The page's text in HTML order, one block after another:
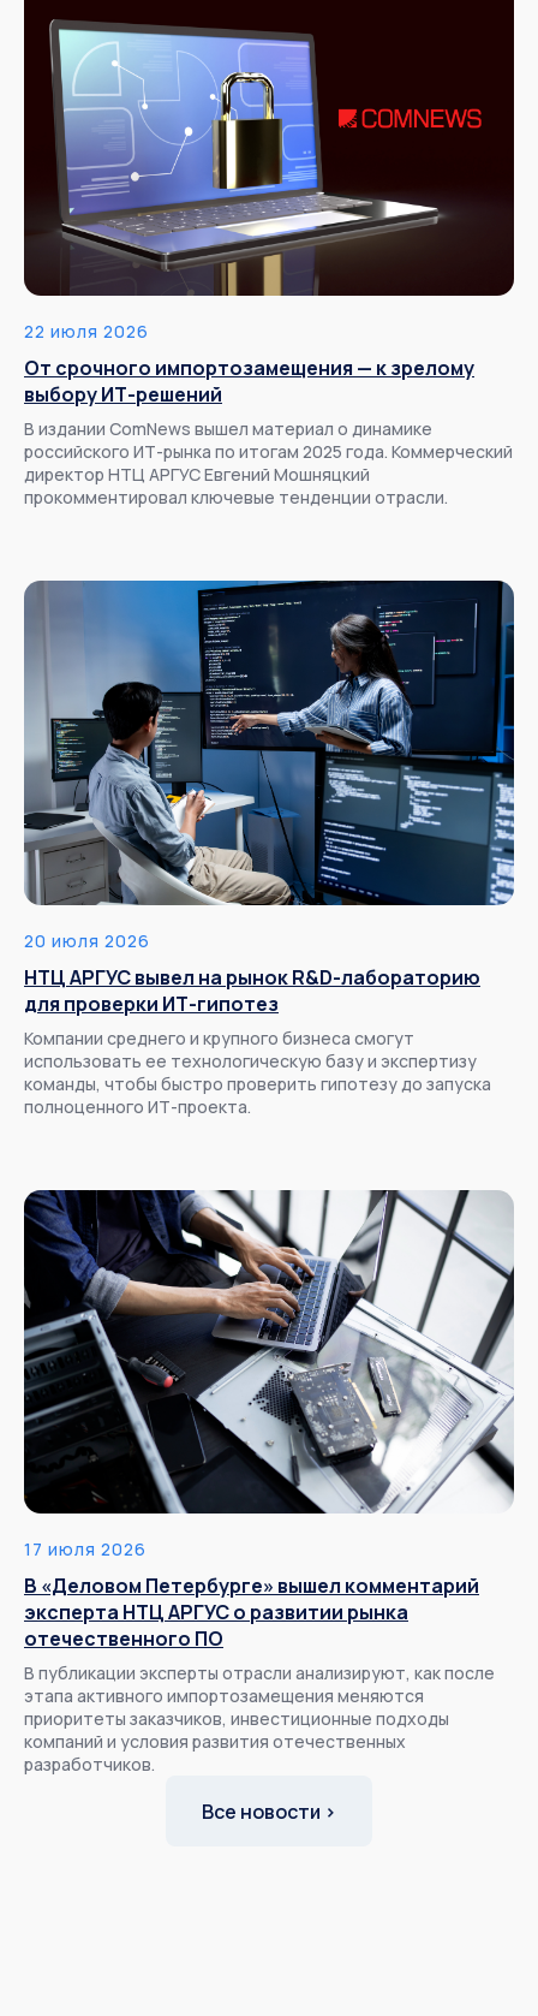
22 июля 2026
От срочного импортозамещения — к зрелому
выбору ИТ-решений
В издании ComNews вышел материал о динамике
российского ИТ-рынка по итогам 2025 года. Коммерческий
директор НТЦ АРГУС Евгений Мошняцкий
прокомментировал ключевые тенденции отрасли.
20 июля 2026
НТЦ АРГУС вывел на рынок R&D-лабораторию
для проверки ИТ-гипотез
Компании среднего и крупного бизнеса смогут
использовать ее технологическую базу и экспертизу
команды, чтобы быстро проверить гипотезу до запуска
полноценного ИТ-проекта.
17 июля 2026
В «Деловом Петербурге» вышел комментарий
эксперта НТЦ АРГУС о развитии рынка
отечественного ПО
В публикации эксперты отрасли анализируют, как после
этапа активного импортозамещения меняются
приоритеты заказчиков, инвестиционные подходы
компаний и условия развития отечественных
разработчиков.
Все новости ›